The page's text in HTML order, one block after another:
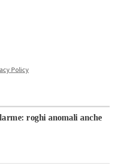
Policy
roghi anomali anche